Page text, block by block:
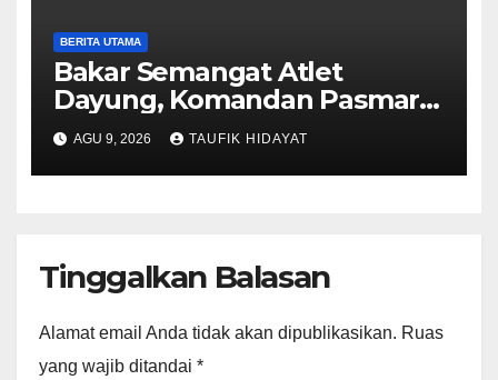
BERITA UTAMA
Bakar Semangat Atlet
Dayung, Komandan Pasmar 3
Berikan Motivasi dan
Apresiasi
AGU 9, 2026 TAUFIK HIDAYAT
Tinggalkan Balasan
Alamat email Anda tidak akan dipublikasikan. Ruas
yang wajib ditandai *